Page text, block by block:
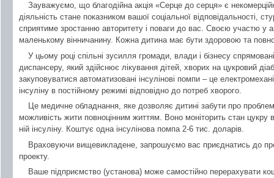
Зауважуємо, що благодійна акція «Серце до серця» є
діяльність стане показником вашої соціальної відповідальності,
сприятиме зростанню авторитету і поваги до вас. Своєю участю у
маленькому вінничанину. Кожна дитина має бути здоровою та
У цьому році спільні зусилля громади, влади і бізнесу
диспансеру, який здійснює лікування дітей, хворих на цукровий
закуповуватися автоматизовані інсулінові помпи – це
інсуліну в постійному режимі відповідно до потреб хворого.
Це медичне обладнання, яке дозволяє дитині забути про
можливість жити повноцінним життям. Воно моніторить стан цукру
ній інсуліну. Коштує одна інсулінова помпа 2-6 тис. доларів.
Враховуючи вищевикладене, запрошуємо вас приєднатись до
проекту.
Ваше підприємство (установа) може самостійно перерахувати